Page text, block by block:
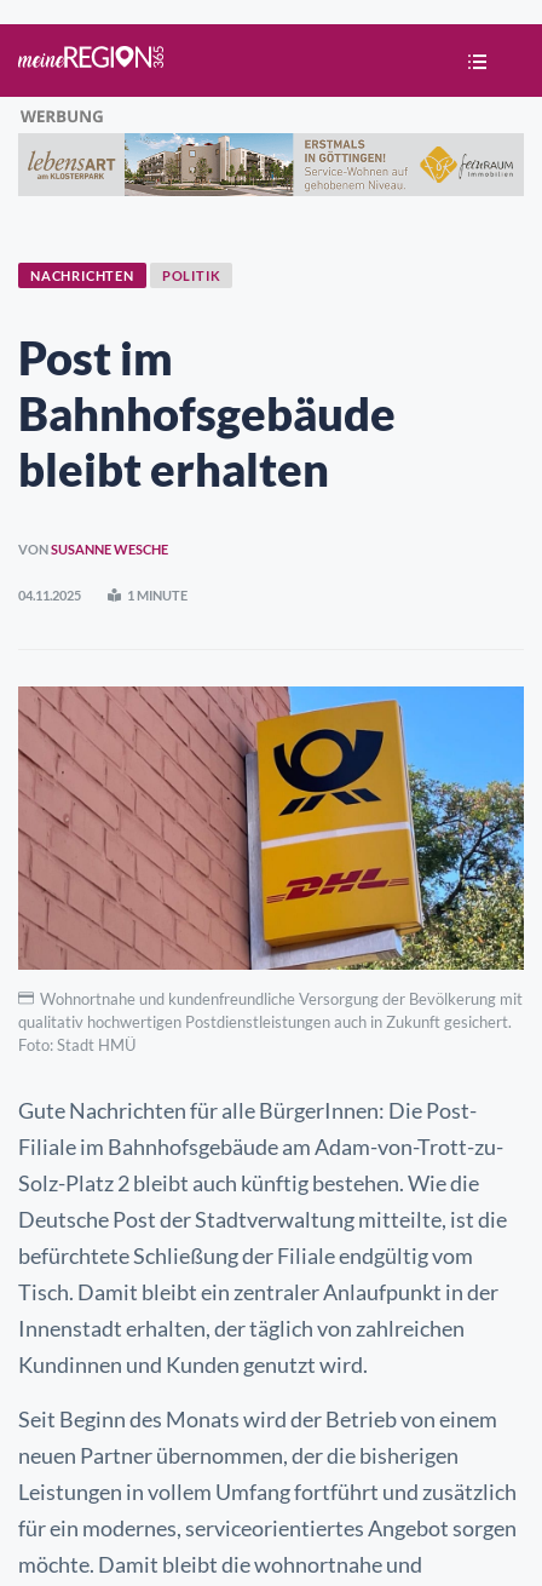
NACHRICHTEN POLITIK
Post im
Bahnhofsgebäude
bleibt erhalten
VONSUSANNE WESCHE
04.11.2025 1 MINUTE
Wohnortnahe und kundenfreundliche Versorgung der Bevölkerung mit
qualitativ hochwertigen Postdienstleistungen auch in Zukunft gesichert.
Foto: Stadt HMÜ
Gute Nachrichten für alle BürgerInnen: Die Post-
Filiale im Bahnhofsgebäude am Adam-von-Trott-zu-
Solz-Platz 2 bleibt auch künftig bestehen. Wie die
Deutsche Post der Stadtverwaltung mitteilte, ist die
befürchtete Schließung der Filiale endgültig vom
Tisch. Damit bleibt ein zentraler Anlaufpunkt in der
Innenstadt erhalten, der täglich von zahlreichen
Kundinnen und Kunden genutzt wird.
Seit Beginn des Monats wird der Betrieb von einem
neuen Partner übernommen, der die bisherigen
Leistungen in vollem Umfang fortführt und zusätzlich
für ein modernes, serviceorientiertes Angebot sorgen
möchte. Damit bleibt die wohnortnahe und